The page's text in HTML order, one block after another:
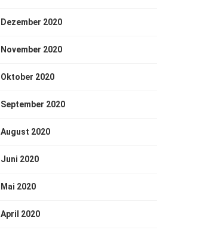
Dezember 2020
November 2020
Oktober 2020
September 2020
August 2020
Juni 2020
Mai 2020
April 2020